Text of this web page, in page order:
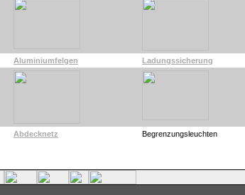
Aluminiumfelgen Ladungssicherung
Abdecknetz Begrenzungsleuchten